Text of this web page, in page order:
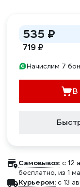
535 ₽
719 ₽
Начислим 7
В
Самовывоз: c 12
бесплатно, из 1
Курьером: c 13